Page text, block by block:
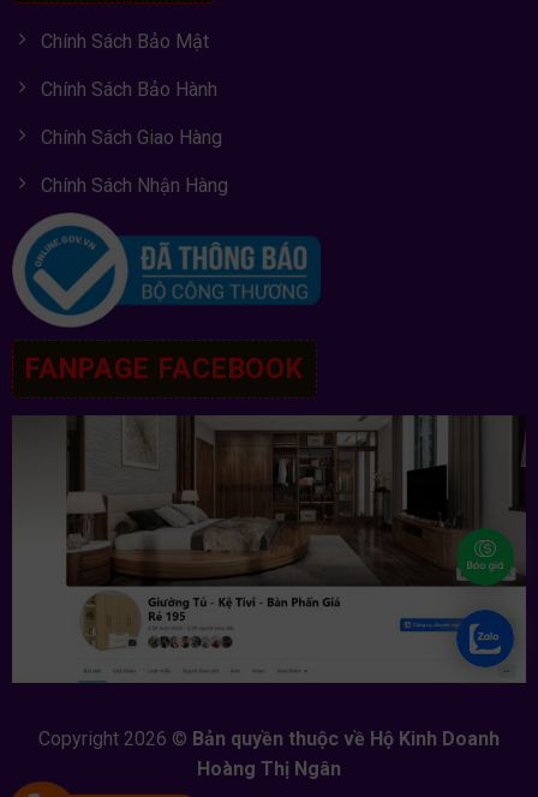
Chính Sách Bảo Mật
Chính Sách Bảo Hành
Chính Sách Giao Hàng
Chính Sách Nhận Hàng
FANPAGE FACEBOOK
Copyright 2026 © Bản quyền thuộc về Hộ Kinh Doanh
Hoàng Thị Ngân